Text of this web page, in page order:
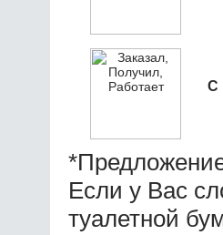
С
Если у Вас
туалетной